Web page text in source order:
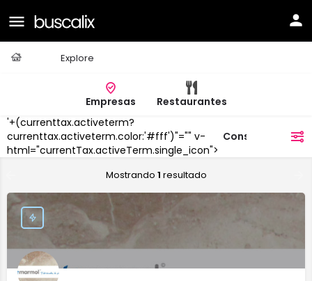
Explore
Empresas
Restaurantes
'+(currenttax.activeterm?
currenttax.activeterm.color:'#fff')"="" v-
html="currentTax.activeTerm.single_icon">
Construcciones
Mostrando 1 resultado